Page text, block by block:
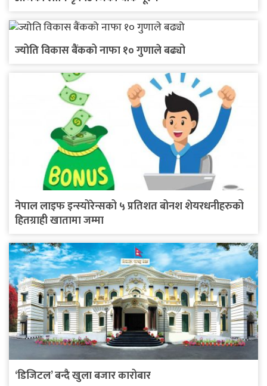
ज्योति विकास बैंकको नाफा १० गुणाले बढ्यो
नेपाल लाइफ इन्स्योरेन्सको ५ प्रतिशत बोनश शेयरधनीहरुको
हितग्राही खातामा जम्मा
‘डिजिटल’ बन्दै खुला बजार कारोबार